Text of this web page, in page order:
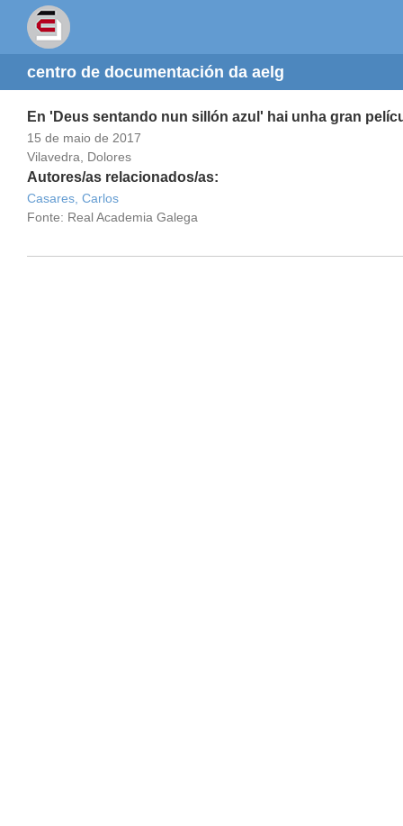
centro de documentación da aelg
En 'Deus sentando nun sillón azul' hai unha gran
15 de maio de 2017
Vilavedra, Dolores
Autores/as relacionados/as:
Casares, Carlos
Fonte: Real Academia Galega